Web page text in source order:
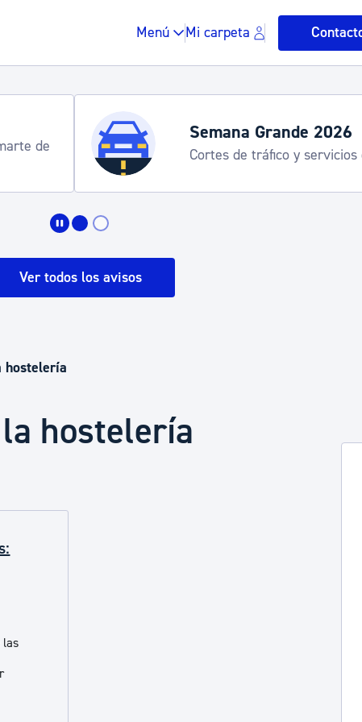
Menú Mi carpeta
Espacio público, residuos y
Desarrollo económico y empleo
de
Semana Grande 2026
Cortes de tráfico y
Ver todos los avisos
hostelería
hostelería
las